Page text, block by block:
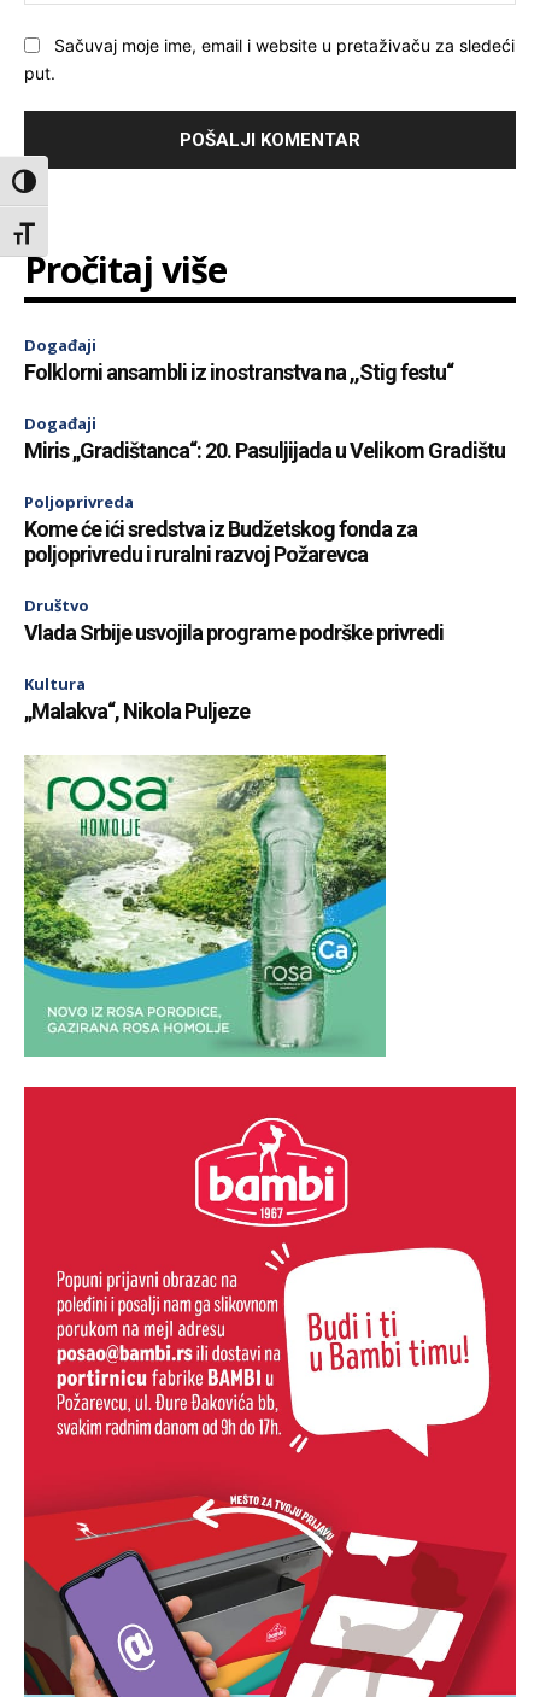
Toggle High Contrast
Toggle Font size
Sačuvaj moje ime, email i website u pretaživaču za sledeći
put.
Pročitaj više
Događaji
Folklorni ansambli iz inostranstva na ,,Stig festu“
Događaji
Miris „Gradištanca“: 20. Pasuljijada u Velikom Gradištu
Poljoprivreda
Kome će ići sredstva iz Budžetskog fonda za
poljoprivredu i ruralni razvoj Požarevca
Društvo
Vlada Srbije usvojila programe podrške privredi
Kultura
„Malakva“, Nikola Puljeze